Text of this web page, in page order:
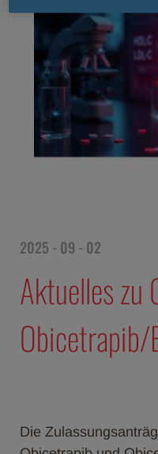
2025 - 09 - 02
Aktuelles zu
Die